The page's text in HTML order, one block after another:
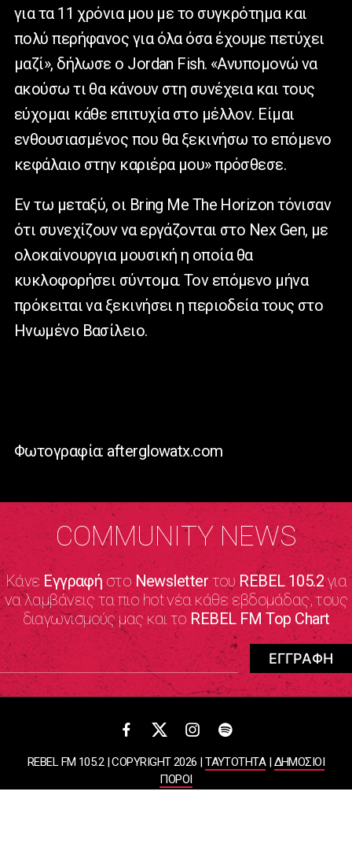
για τα 11 χρόνια μου με το συγκρότημα και
πολύ περήφανος για όλα όσα έχουμε πετύχει
μαζί», δήλωσε ο Jordan Fish. «Ανυπομονώ να
ακούσω τι θα κάνουν στη συνέχεια και τους
εύχομαι κάθε επιτυχία στο μέλλον. Είμαι
ενθουσιασμένος που θα ξεκινήσω το επόμενο
κεφάλαιο στην καριέρα μου» πρόσθεσε.
Εν τω μεταξύ, οι Bring Me The Horizon τόνισαν
ότι συνεχίζουν να εργάζονται στο Nex Gen, με
ολοκαίνουργια μουσική η οποία θα
κυκλοφορήσει σύντομα. Τον επόμενο μήνα
πρόκειται να ξεκινήσει η περιοδεία τους στο
Ηνωμένο Βασίλειο.
Φωτογραφία: afterglowatx.com
COMMUNITY NEWS
Κάνε Εγγραφήστο NewsletterτουREBEL 105.2για
να λαμβάνεις τα πιο hot νέα κάθε εβδομάδας, τους
διαγωνισμούς μας και το REBEL FM Top Chart
REBEL FM 105.2 | COPYRIGHT 2026 |ΤΑΥΤΟΤΗΤΑ|ΔΗΜΟΣΙΟΙ
ΠΟΡΟΙ